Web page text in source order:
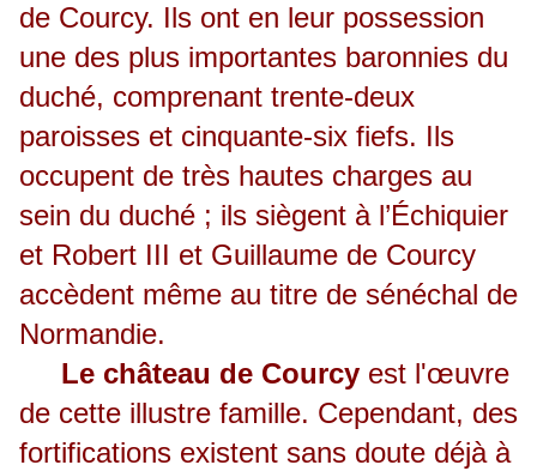
de Courcy. Ils ont en leur possession
une des plus importantes baronnies du
duché, comprenant trente-deux
paroisses et cinquante-six fiefs. Ils
occupent de très hautes charges au
sein du duché ; ils siègent à l’Échiquier
et Robert III et Guillaume de Courcy
accèdent même au titre de sénéchal de
Normandie.
Le château de Courcy est l'œuvre
de cette illustre famille. Cependant, des
fortifications existent sans doute déjà à